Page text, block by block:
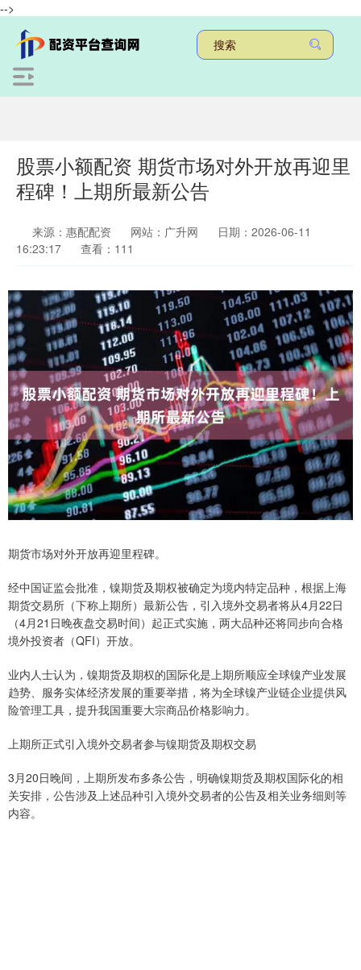
-->
股票小额配资 期货市场对外开放再迎里
程碑！上期所最新公告
来源：惠配配资 网站：广升网
日期：2026-06-11
16:23:17
查看：111
期货市场对外开放再迎里程碑。
经中国证监会批准，镍期货及期权被确定为境内特定品种，根据上海
期货交易所（下称上期所）最新公告，引入境外交易者将从4月22日
（4月21日晚夜盘交易时间）起正式实施，两大品种还将同步向合格
境外投资者（QFI）开放。
业内人士认为，镍期货及期权的国际化是上期所顺应全球镍产业发展
趋势、服务实体经济发展的重要举措，将为全球镍产业链企业提供风
险管理工具，提升我国重要大宗商品价格影响力。
上期所正式引入境外交易者参与镍期货及期权交易
3月20日晚间，上期所发布多条公告，明确镍期货及期权国际化的相
关安排，公告涉及上述品种引入境外交易者的公告及相关业务细则等
内容。